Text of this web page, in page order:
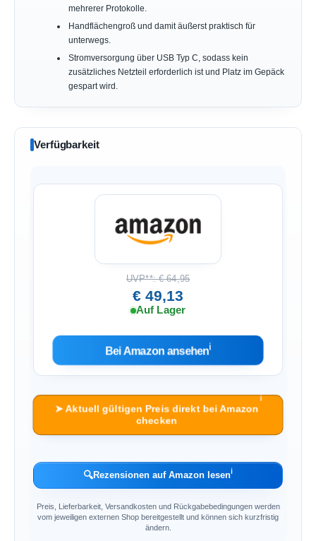
mehrerer Protokolle.
Handflächengroß und damit äußerst praktisch für
unterwegs.
Stromversorgung über USB Typ C, sodass kein
zusätzliches Netzteil erforderlich ist und Platz im Gepäck
gespart wird.
Verfügbarkeit
UVP**: € 64,95
€ 49,13
Auf Lager
Bei Amazon ansehenℹ︎
➤ Aktuell gültigen Preis direkt bei Amazon
checken
ℹ︎
🔍Rezensionen auf Amazon lesenℹ︎
Preis, Lieferbarkeit, Versandkosten und Rückgabebedingungen werden
vom jeweiligen externen Shop bereitgestellt und können sich kurzfristig
ändern.